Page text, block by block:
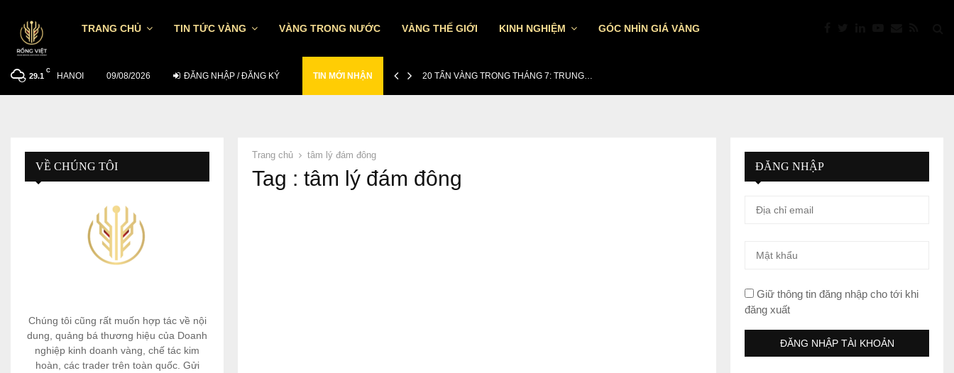
TRANG CHỦ TIN TỨC VÀNG VÀNG TRONG NƯỚC VÀNG THẾ GIỚI KINH NGHIỆM GÓC NHÌN GIÁ VÀNG
29.1
C
HANOI 09/08/2026 ĐĂNG NHẬP / ĐĂNG KÝ TIN MỚI NHẬN
TỶ GIÁ USD/VND NGÀY 7/8: TGTT TĂNG… 20 TẤN VÀNG TRONG THÁNG 7: TRUNG…
Trang chủ tâm lý đám đông
Tag : tâm lý đám đông
VỀ CHÚNG TÔI
Chúng tôi cũng rất muốn hợp tác về nội
dung, quảng bá thương hiệu của Doanh
nghiệp kinh doanh vàng, chế tác kim
hoàn, các trader trên toàn quốc. Gửi
ĐĂNG NHẬP
Giữ thông tin đăng nhập cho tới khi
đăng xuất